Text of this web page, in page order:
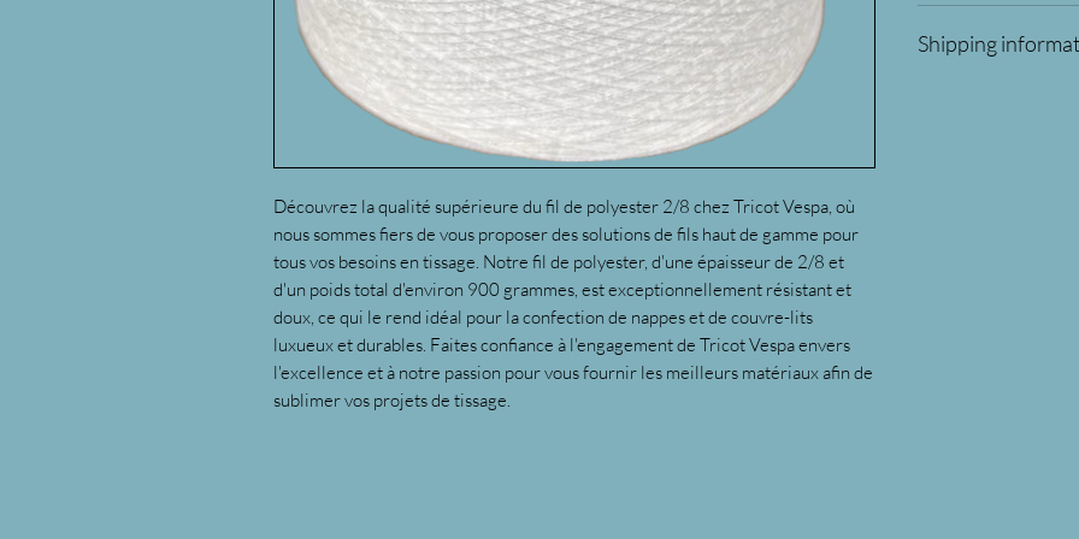
Découvrez la qualité supérieure du fil de polyester 2/8 chez Tricot Vespa, où
nous sommes fiers de vous proposer des solutions de fils haut de gamme pour
tous vos besoins en tissage. Notre fil de polyester, d'une épaisseur de 2/8 et
d'un poids total d'environ 900 grammes, est exceptionnellement résistant et
doux, ce qui le rend idéal pour la confection de nappes et de couvre-lits
luxueux et durables. Faites confiance à l'engagement de Tricot Vespa envers
l'excellence et à notre passion pour vous fournir les meilleurs matériaux afin de
sublimer vos projets de tissage.
remboursements
Shipping